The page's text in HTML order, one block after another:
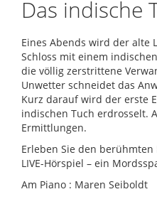
Das indische
Eines Abends wird der alte
Schloss mit einem
die völlig zerstrittene
Unwetter schneidet das
Kurz darauf wird der erste
indischen Tuch erdrosselt.
Ermittlungen.
Erleben Sie den
LIVE-Hörspiel – ein
Am Piano : Maren Seiboldt